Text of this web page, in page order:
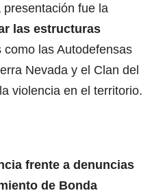
fue la
las estructuras
como las Autodefensas
Nevada y el Clan del
violencia en el territorio.
frente a denuncias
de Bonda